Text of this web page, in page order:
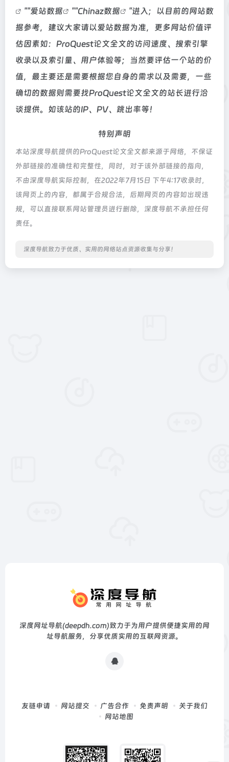
""爱站数据 ""Chinaz数据
"进入；以目前的网站数
据参考，建议大家请以爱站数据为准，更多网站价值评
估因素如：ProQuest论文全文的访问速度、搜索引擎
收录以及索引量、用户体验等；当然要评估一个站的价
值，最主要还是需要根据您自身的需求以及需要，一些
确切的数据则需要找ProQuest论文全文的站长进行洽
谈提供。如该站的IP、PV、跳出率等！
特别声明
本站深度导航提供的ProQuest论文全文都来源于网络，不保证
外部链接的准确性和完整性，同时，对于该外部链接的指向，
不由深度导航实际控制，在2022年7月15日 下午4:17收录时，
该网页上的内容，都属于合规合法，后期网页的内容如出现违
规，可以直接联系网站管理员进行删除，深度导航不承担任何
责任。
深度导航致力于优质、实用的网络站点资源收集与分享！
深度网址导航(deepdh.com)致力于为用户提供便捷实用的网
址导航服务，分享优质实用的互联网资源。
友链申请 网站提交 广告合作 免责声明
关于我们
网站地图